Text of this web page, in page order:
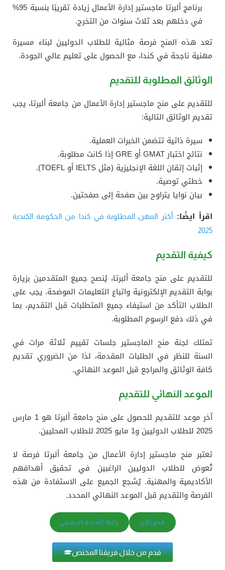
برنامج ألبرتا ماجستير إدارة الأعمال زيادة تقريبًا بنسبة 95%
في دخلهم بعد ثلاث سنوات من التخرج.
تعد هذه المنح فرصة مثالية للطلاب الدوليين لبناء مسيرة
مهنية ناجحة في كندا، مع الحصول على تعليم عالي الجودة.
الوثائق المطلوبة للتقديم
للتقديم على منح ماجستير إدارة الأعمال من جامعة ألبرتا، يجب
تقديم الوثائق التالية:
سيرة ذاتية تتضمن الخبرات العملية.
نتائج اختبار GMAT أو GRE إذا كانت مطلوبة.
إثبات إتقان اللغة الإنجليزية (مثل IELTS أو TOEFL).
خطتي توصية.
بيان نوايا يتراوح بين صفحة إلى صفحتين.
اقرأ ايضًا: أكثر المهن المطلوبة في كندا من الحكومة الكندية
2025
كيفية التقديم
للتقديم على منح جامعة ألبرتا، يُنصح جميع المتقدمين بزيارة
بوابة التقديم الإلكترونية واتباع التعليمات الموضحة. يجب على
الطلاب التأكد من استيفاء جميع المتطلبات قبل التقديم، بما
في ذلك دفع الرسوم المطلوبة.
تمتلك لجنة منح الماجستير جلسات تقييم ثلاثة مرات في
السنة للنظر في الطلبات المقدمة، لذا من الضروري تقديم
كافة الوثائق والمراجع قبل الموعد النهائي.
الموعد النهائي للتقديم
آخر موعد للتقديم للحصول على منح جامعة ألبرتا هو 1 مارس
2025 للطلاب الدوليين و1 مايو 2025 للطلاب المحليين.
تعتبر منح ماجستير إدارة الأعمال من جامعة ألبرتا فرصة لا
تُعوض للطلاب الدوليين الراغبين في تحقيق أهدافهم
الأكاديمية والمهنية. يُشجع الجميع على الاستفادة من هذه
الفرصة والتقديم قبل الموعد النهائي المحدد.
قدم الآن رابط المنحة الرسمي
قدم من خلال فريقنا المختص